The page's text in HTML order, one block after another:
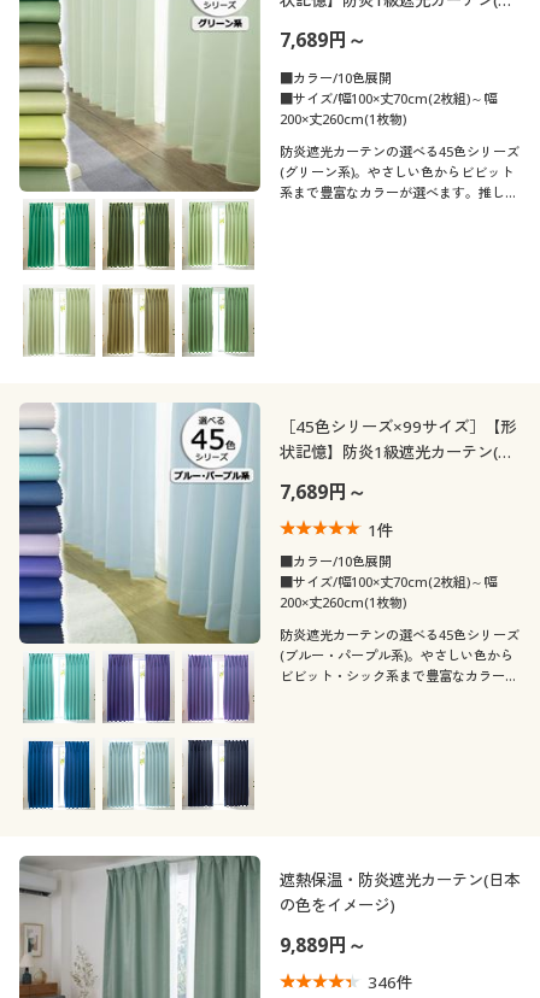
ご利用ガイド
よくある質問とお問い合わせ
プリーツ
エレガント
30代 40代
価格
閉じる
7,689円～
■カラー/10色展開
■サイズ/幅100×丈70cm(2枚組)～幅
200×丈260cm(1枚物)
防炎遮光カーテンの選べる45色シリーズ
(グリーン系)。やさしい色からビビット
系まで豊富なカラーが選べます。推しカ
［45色シリーズ×99サイズ］【形
状記憶】防炎1級遮光カーテン(ブ
7,689円～
1件
■カラー/10色展開
■サイズ/幅100×丈70cm(2枚組)～幅
200×丈260cm(1枚物)
防炎遮光カーテンの選べる45色シリーズ
(ブルー・パープル系)。やさしい色から
ビビット・シック系まで豊富なカラーが
遮熱保温・防炎遮光カーテン(日本
の色をイメージ)
9,889円～
346件